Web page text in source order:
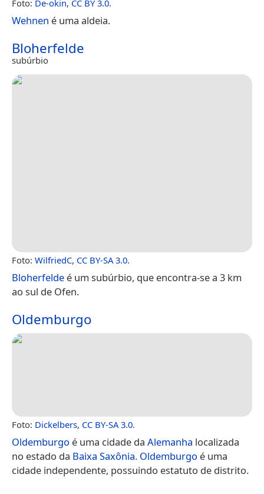
Foto: De-okin, CC BY 3.0.
Wehnen é uma aldeia.
Bloherfelde
subúrbio
Foto: WilfriedC, CC BY-SA 3.0.
Bloherfelde é um subúrbio, que encontra-se a 3 km
ao sul de Ofen.
Oldemburgo
Foto: Dickelbers, CC BY-SA 3.0.
Oldemburgo é uma cidade da Alemanha localizada
no estado da Baixa Saxônia. Oldemburgo é uma
cidade independente, possuindo estatuto de distrito.